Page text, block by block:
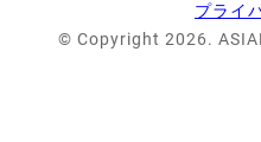
プライ
© Copyright 2026.